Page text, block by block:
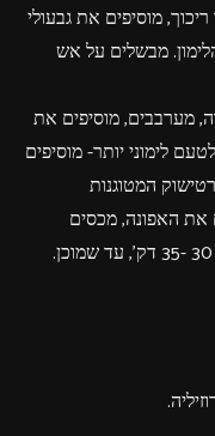
מוסיפים את גבעולי
מבשלים על אש
מערבבים, מוסיפים את
לימוני יותר- מוסיפים
הארטישוק המטוגנות
את האפונה, מכסים